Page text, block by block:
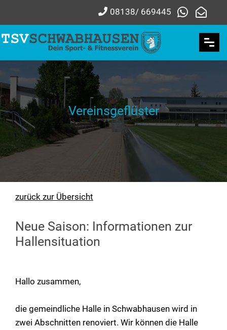
08138/ 669445
Vereinsgeflüster
zurück zur Übersicht
Neue Saison: Informationen zur
Hallensituation
Hallo zusammen,
die gemeindliche Halle in Schwabhausen wird in
zwei Abschnitten renoviert. Wir können die Halle